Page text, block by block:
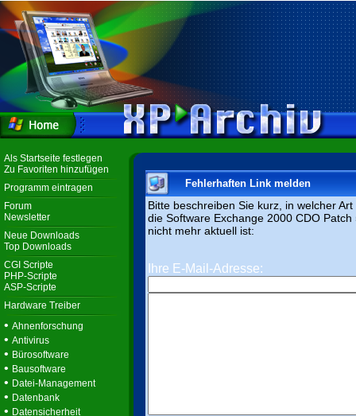
Als Startseite festlegen
Zu Favoriten hinzufügen
Programm eintragen
Forum
Newsletter
Neue Downloads
Top Downloads
CGI Scripte
PHP-Scripte
ASP-Scripte
Hardware Treiber
• Ahnenforschung
• Antivirus
• Bürosoftware
• Bausoftware
• Datei-Management
• Datenbank
• Datensicherheit
Fehlerhaften Link melden
Bitte beschreiben Sie kurz, in welcher
die Software Exchange 2000 CDO
nicht mehr aktuell ist:
Ihre E-Mail-Adresse: